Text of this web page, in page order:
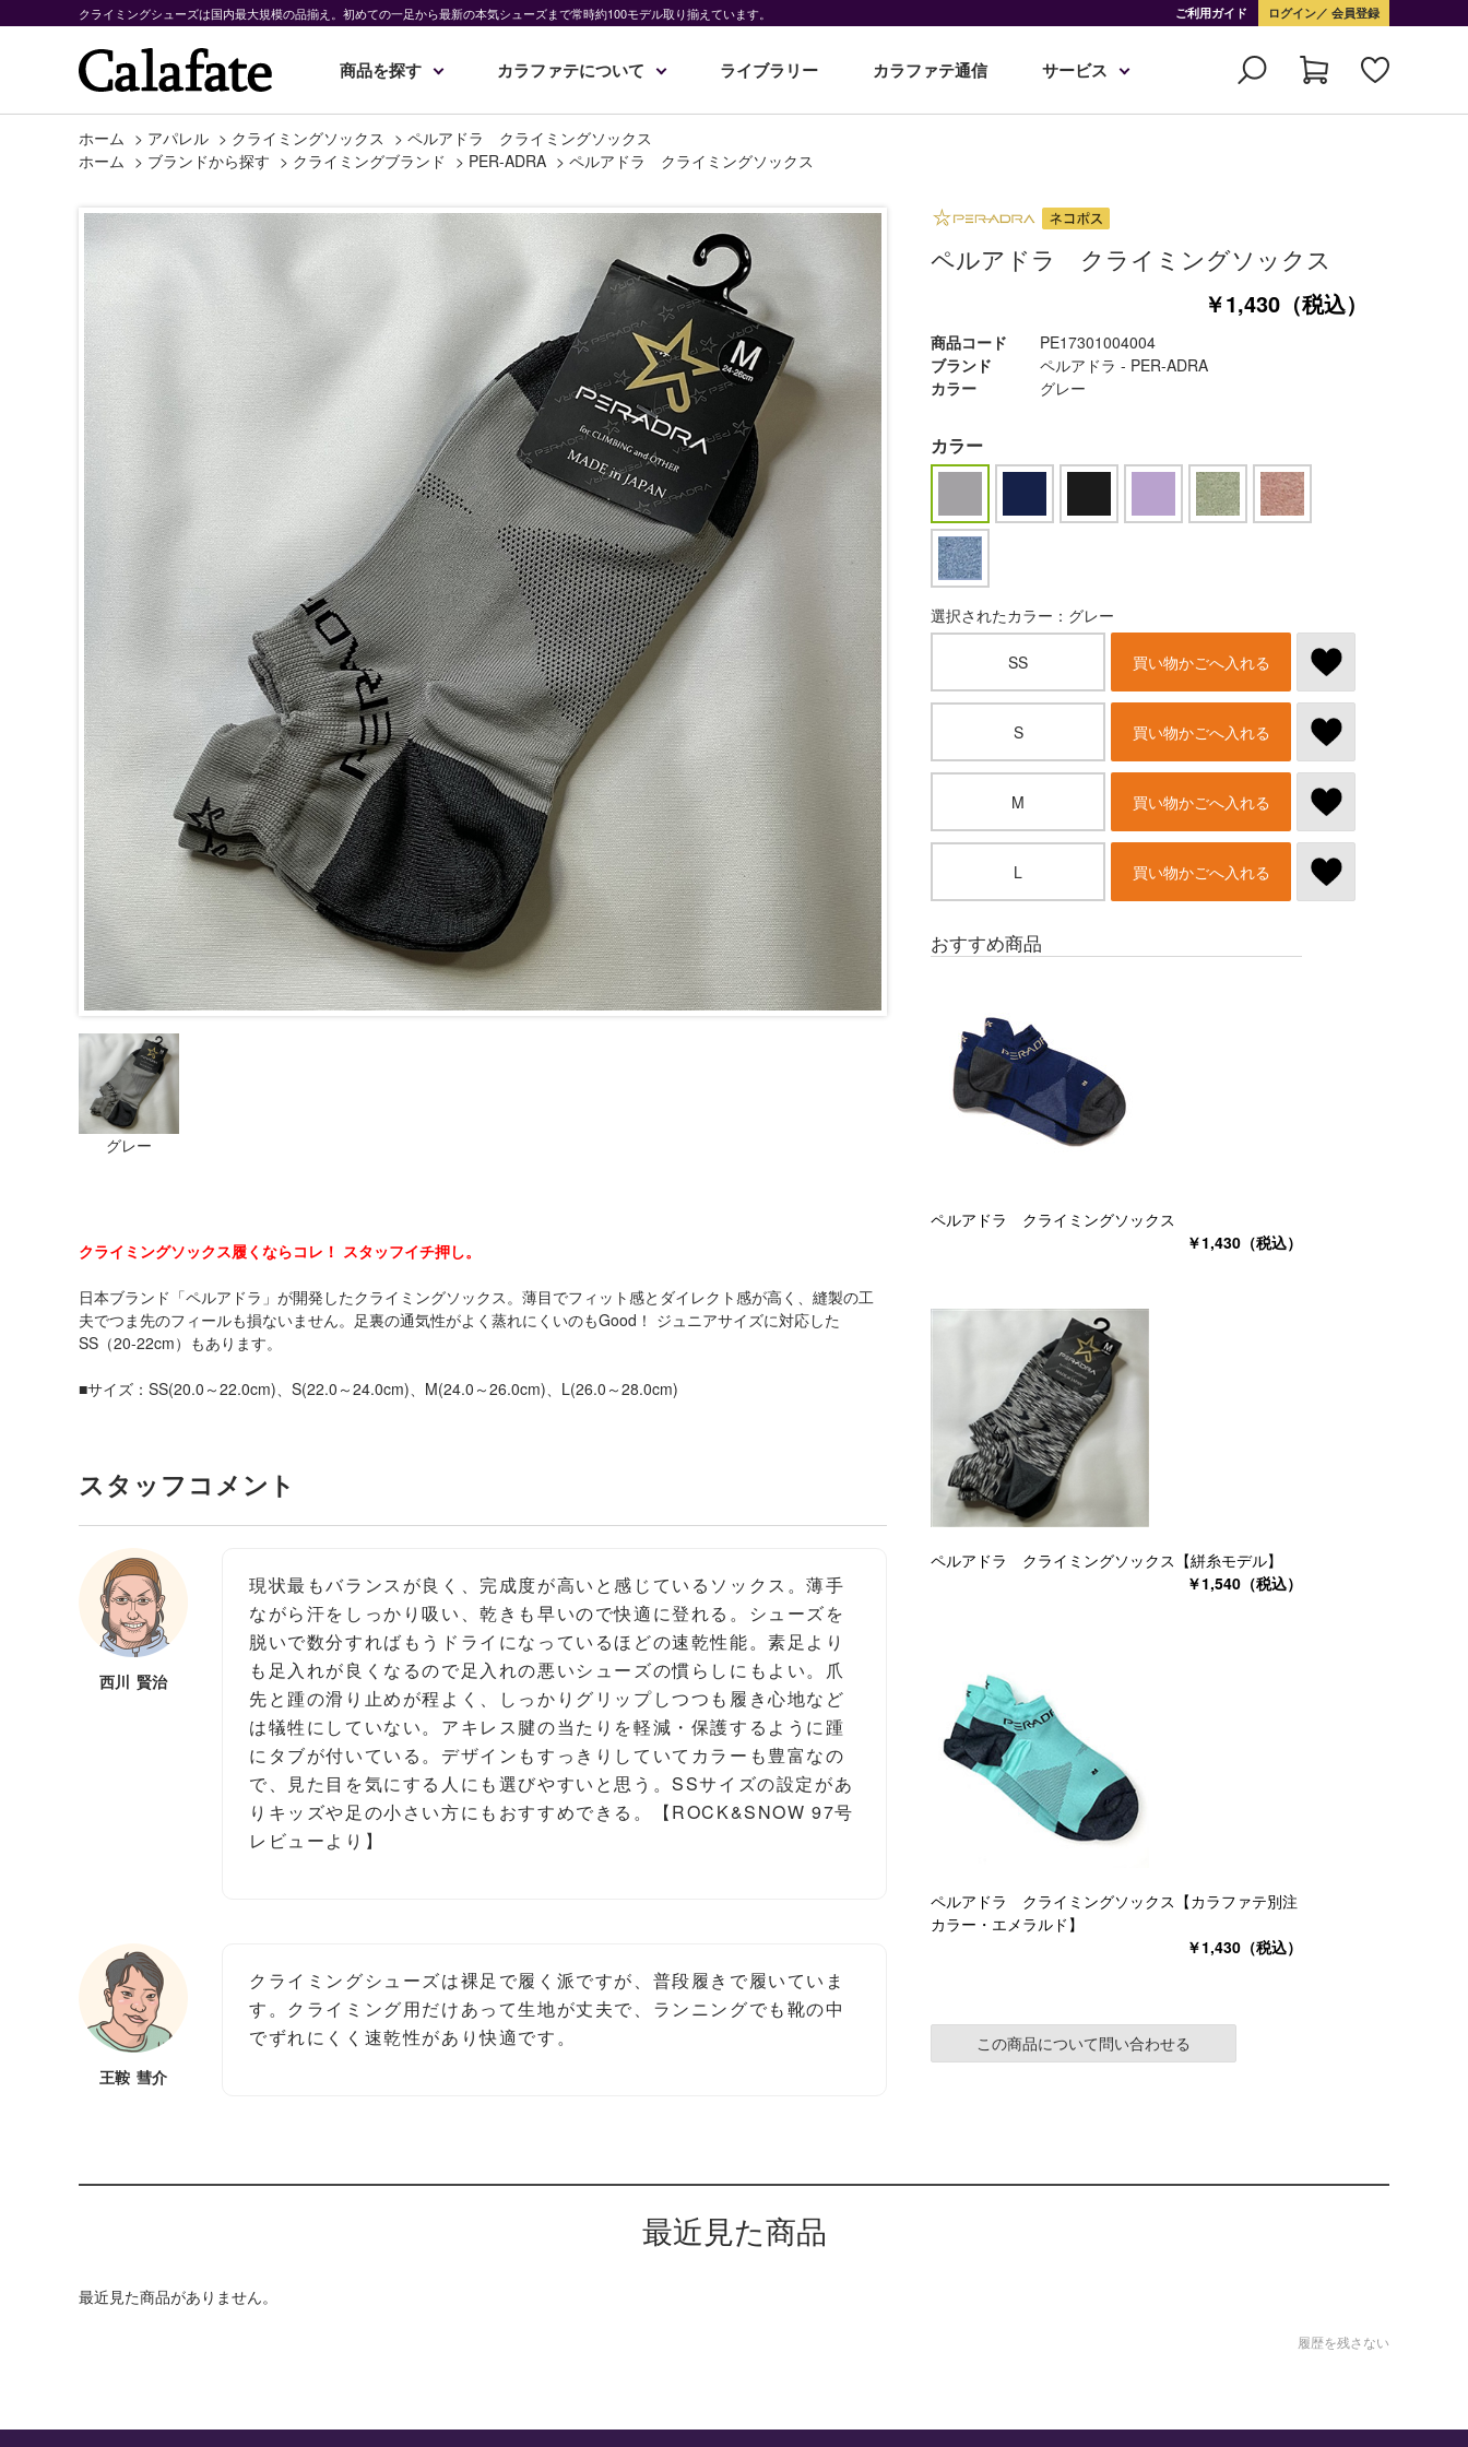
クライミングシューズは国内最大規模の品揃え。初めての一足から最新の本気シューズまで常時約100モデル取り揃えています。 ご利用ガイド ログイン 会員登録
商品を探す カラファテについて ライブラリー カラファテ通信 サービス
ホーム > アパレル > クライミングソックス > ペルアドラ クライミングソックス
ホーム > ブランドから探す > クライミングブランド > PER-ADRA > ペルアドラ クライミングソックス
グレー
クライミングソックス履くならコレ！ スタッフイチ押し。
日本ブランド「ペルアドラ」が開発したクライミングソックス。薄目でフィット感とダイレクト感が高く、縫製の工
夫でつま先のフィールも損ないません。足裏の通気性がよく蒸れにくいのもGood！ ジュニアサイズに対応した
SS（20-22cm）もあります。
■サイズ：SS(20.0～22.0cm)、S(22.0～24.0cm)、M(24.0～26.0cm)、L(26.0～28.0cm)
スタッフコメント
西川 賢治
現状最もバランスが良く、完成度が高いと感じているソックス。薄手
ながら汗をしっかり吸い、乾きも早いので快適に登れる。シューズを
脱いで数分すればもうドライになっているほどの速乾性能。素足より
も足入れが良くなるので足入れの悪いシューズの慣らしにもよい。爪
先と踵の滑り止めが程よく、しっかりグリップしつつも履き心地など
は犠牲にしていない。アキレス腱の当たりを軽減・保護するように踵
にタブが付いている。デザインもすっきりしていてカラーも豊富なの
で、見た目を気にする人にも選びやすいと思う。SSサイズの設定があ
りキッズや足の小さい方にもおすすめできる。【ROCK&SNOW 97号
レビューより】
王鞍 彗介
クライミングシューズは裸足で履く派ですが、普段履きで履いていま
す。クライミング用だけあって生地が丈夫で、ランニングでも靴の中
でずれにくく速乾性があり快適です。
ペルアドラ クライミングソックス
￥1,430（税込）
商品コード
PE17301004004
ブランド
ペルアドラ - PER-ADRA
カラー
グレー
カラー
選択されたカラー：グレー
SS 買い物かごへ入れる
S 買い物かごへ入れる
M 買い物かごへ入れる
L 買い物かごへ入れる
おすすめ商品
ペルアドラ クライミングソックス
￥1,430（税込）
ペルアドラ クライミングソックス【絣糸モデル】
￥1,540（税込）
ペルアドラ クライミングソックス【カラファテ別注
カラー・エメラルド】
￥1,430（税込）
この商品について問い合わせる
最近見た商品
最近見た商品がありません。
履歴を残さない